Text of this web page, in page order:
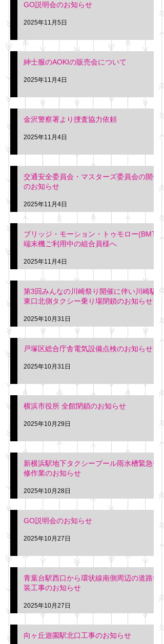
GO説明会のお知らせ
2025年11月5日
紳士服のAOKIの販売会について
2025年11月4日
金沢警察署より捜査協力依頼
2025年11月4日
交通安全委員会・マスターズ委員会の開催
のお知らせ
2025年11月4日
ブリッジ・モーション・トゥモロー(BMT)
端末機ご利用中の組合員様へ
2025年11月4日
第3回みんなの川崎祭り開催に伴い川崎駅
東口北側タクシー乗り場閉鎖のお知らせ
2025年10月31日
戸塚区総合庁舎電気設備点検のお知らせ
2025年10月31日
横浜市役所 全館閉鎖のお知らせ
2025年10月29日
新横浜駅地下タクシープール雨水槽緊急補
修作業のお知らせ
2025年10月28日
GO説明会のお知らせ
2025年10月27日
青葉台駅西口から環状線南側周辺の道路舗
装工事のお知らせ
2025年10月27日
向ヶ丘遊園駅北口工事のお知らせ